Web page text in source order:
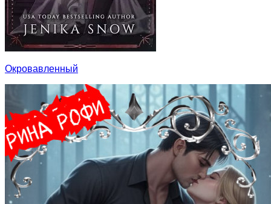
Окровавленный